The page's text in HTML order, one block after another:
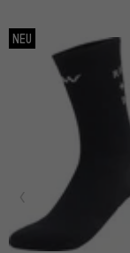
NEU